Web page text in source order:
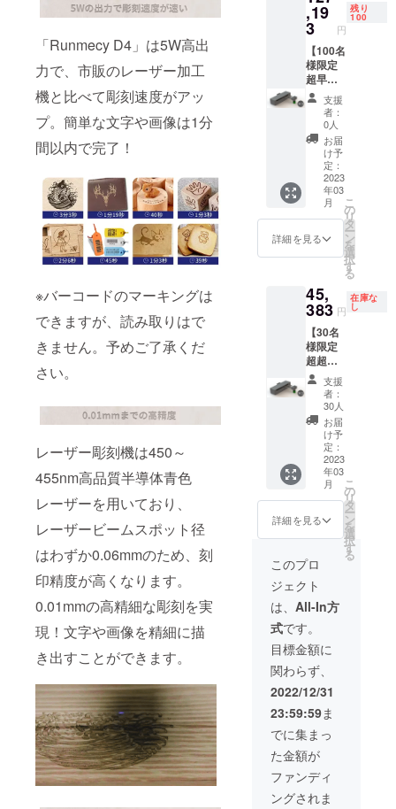
「Runmecy D4」は5W高出
力で、市販のレーザー加工
機と比べて彫刻速度がアッ
プ。簡単な文字や画像は1分
間以内で完了！
※バーコードのマーキングは
できますが、読み取りはで
きません。予めご了承くだ
さい。
レーザー彫刻機は450～
455nm高品質半導体青色
レーザーを用いており、
レーザービームスポット径
はわずか0.06mmのため、刻
印精度が高くなります。
0.01mmの高精細な彫刻を実
現！文字や画像を精細に描
き出すことができます。
ケーブ
ル×1 ・
USBメ
モリー
×1 ・木
製ボー
ド×3 ・
クラフ
ト紙×10
・ドラ
イバー
×1 ・日
本語取
扱説明
書×1
内容
物： ・
レー
ザー彫
刻機
「Run
mecy
D4」×2
・彫刻
用ポジ
ショニ
ングプ
レート
×2 ・電
源アダ
プター
×2 ・
ゴーグ
ル×2 ・
ケーブ
ル×2 ・
USBメ
モリー
×2 ・木
製ボー
ド×6 ・
クラフ
ト紙×20
・ドラ
イバー
×2 ・日
本語取
扱説明
書×2
,19
3 円
残り
100
【100名
様限定
超早割
29％OF
F】レー
ザー彫
刻機
「Run
mecy
D4」×3
定価：
179,145
円（税
込） ※
送料込
み（日
限定）
内容
物： ・
レー
ザー彫
刻機
「Run
mecy
D4」×3
・彫刻
用ポジ
ショニ
ングプ
レート
×3 ・電
源アダ
プター
ル×3 ・
USB-C
ケーブ
ル×3 ・
USBメ
モリー
×3 ・木
製ボー
ド×9 ・
クラフ
ト紙×30
・ドラ
イバー
×3 ・日
本語取
扱説明
書×3
支援
者：
0人
お届
け予
定：
2023
年03
月
詳細を見る
こ
の
リ
タ
ー
ン
を
選
択
す
る
45,
383 円
在庫な
し
【30名
様限定
超超早
割
24％OF
F】レー
ザー彫
刻機
「Run
mecy
D4」×1
定価：
59,715
円（税
込） ※
送料込
み（日
本国内
限定）
内容
物： ・
レー
ザー彫
刻機
「Run
mecy
D4」×1
・彫刻
用ポジ
ショニ
ングプ
レート
×1 ・電
源アダ
支援
者：
30人
お届
け予
定：
2023
年03
月
詳細を見る
こ
の
リ
タ
ー
ン
を
選
択
す
る
このプロ
ジェクト
は、 All-In方
式です。
目標金額に
関わらず、
2022/12/31
23:59:59ま
でに集まっ
た金額が
ファンディ
ングされま